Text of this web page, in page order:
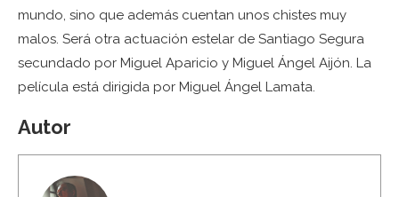
mundo, sino que además cuentan unos chistes muy
malos. Será otra actuación estelar de Santiago Segura
secundado por Miguel Aparicio y Miguel Ángel Aijón. La
película está dirigida por Miguel Ángel Lamata.
Autor